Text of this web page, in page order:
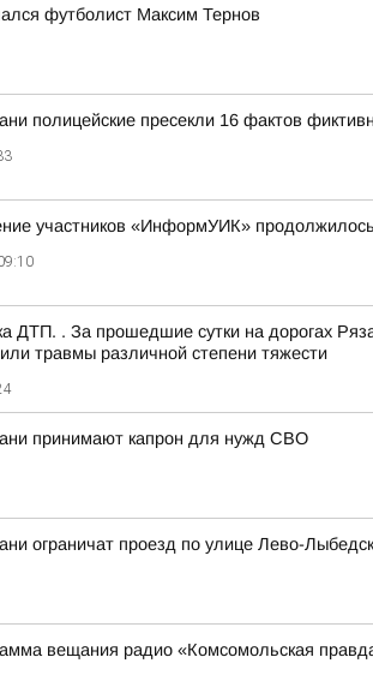
футболист Максим Тернов
полицейские пресекли 16 фактов
участников «ИнформУИК»
ДТП. . За прошедшие сутки на дорогах
травмы различной степени тяжести
принимают капрон для нужд СВО
ограничат проезд по улице Лево-
вещания радио «Комсомольская